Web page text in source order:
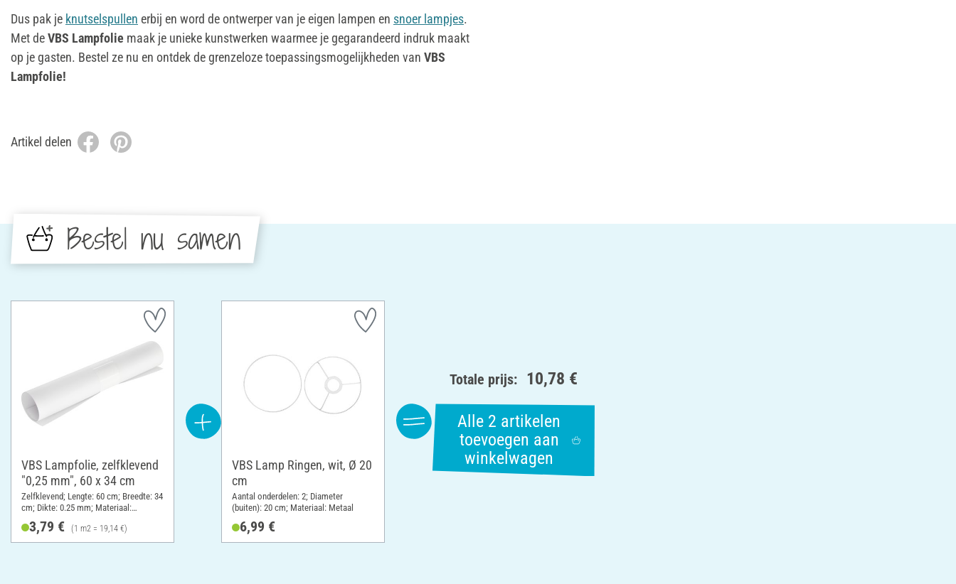
Dus pak je knutselspullen erbij en word de ontwerper van je eigen lampen en snoer lampjes.
Met deVBS Lampfolie maak je unieke kunstwerken waarmee je gegarandeerd indruk maakt
op je gasten. Bestel ze nu en ontdek de grenzeloze toepassingsmogelijkheden van VBS
Lampfolie!
Artikel delen
Bestel nu samen
VBS Lampfolie, zelfklevend
"0,25 mm", 60 x 34 cm
Zelfklevend; Lengte: 60 cm; Breedte: 34
cm; Dikte: 0.25 mm; Materiaal:
3,79 € (1 m2 = 19,14 €)
VBS Lamp Ringen, wit, Ø 20
cm
Aantal onderdelen: 2; Diameter
(buiten): 20 cm; Materiaal: Metaal
6,99 €
Totale prijs: 10,78 €
Alle 2 artikelen
toevoegen aan
winkelwagen